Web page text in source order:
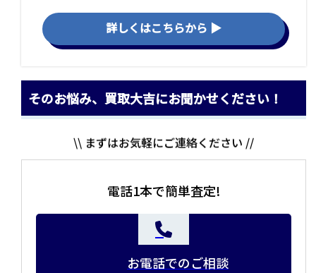
詳しくはこちらから ▶
そのお悩み、買取大吉にお聞かせください！
電話1本で簡単査定!
お電話でのご相談